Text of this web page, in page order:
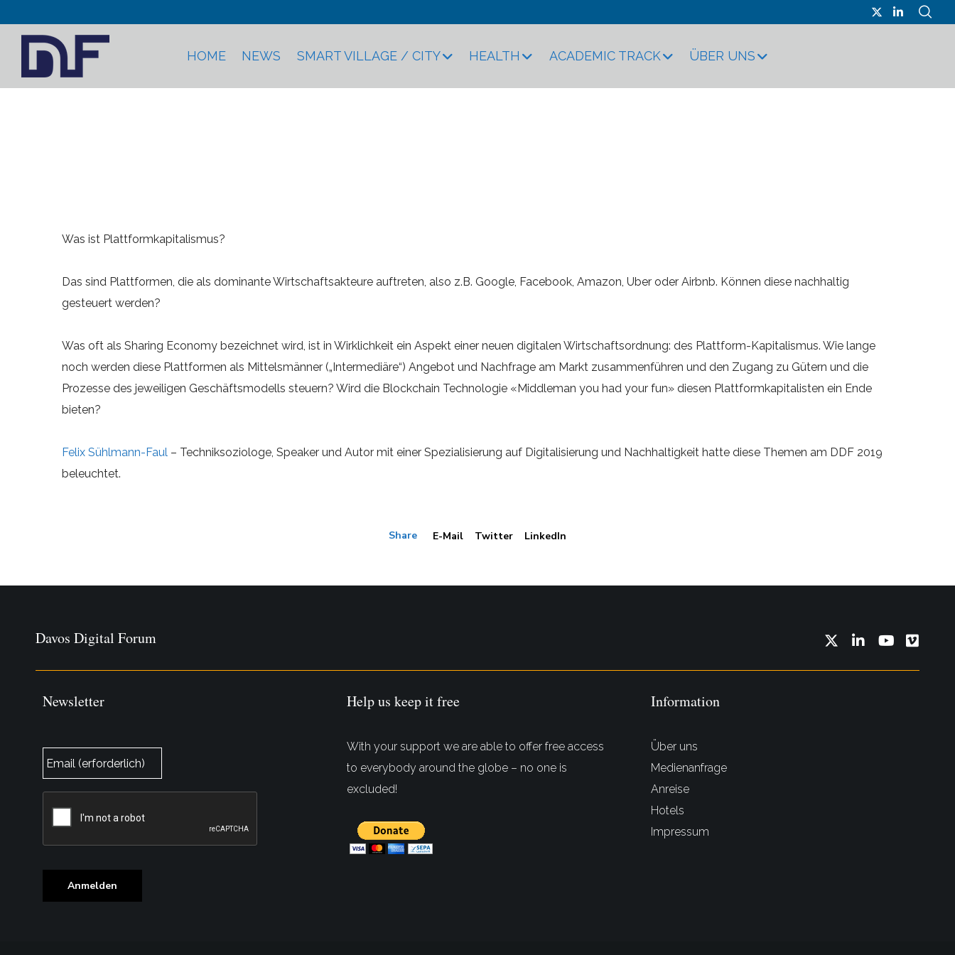
HOME NEWS SMART VILLAGE / CITY HEALTH ACADEMIC TRACK ÜBER UNS
Was ist Plattformkapitalismus?
Das sind Plattformen, die als dominante Wirtschaftsakteure auftreten, also z.B. Google, Facebook, Amazon, Uber oder Airbnb. Können diese nachhaltig
gesteuert werden?
Was oft als Sharing Economy bezeichnet wird, ist in Wirklichkeit ein Aspekt einer neuen digitalen Wirtschaftsordnung: des Plattform-Kapitalismus. Wie lange
noch werden diese Plattformen als Mittelsmänner („Intermediäre“) Angebot und Nachfrage am Markt zusammenführen und den Zugang zu Gütern und die
Prozesse des jeweiligen Geschäftsmodells steuern? Wird die Blockchain Technologie «Middleman you had your fun» diesen Plattformkapitalisten ein Ende
bieten?
Felix Sühlmann-Faul – Techniksoziologe, Speaker und Autor mit einer Spezialisierung auf Digitalisierung und Nachhaltigkeit hatte diese Themen am DDF 2019
beleuchtet.
Share E-Mail Twitter LinkedIn
Davos Digital Forum
Newsletter
Mail *
Anmelden
Help us keep it free
With your support we are able to offer free access
to everybody around the globe – no one is
excluded!
Information
Über uns
Medienanfrage
Anreise
Hotels
Impressum